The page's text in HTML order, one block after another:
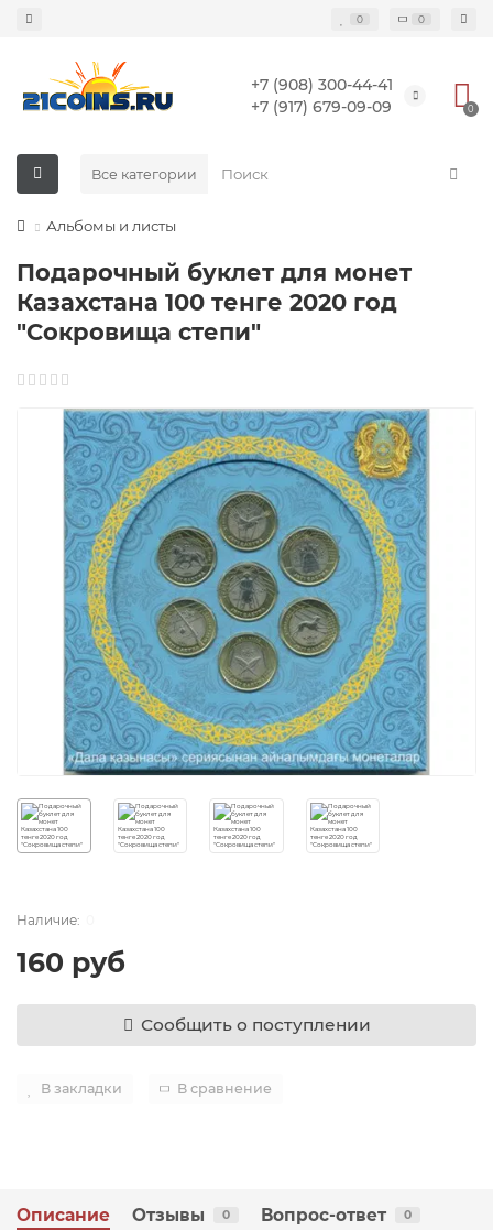
0 0
+7 (908) 300-44-41
+7 (917) 679-09-09
0
Все категории
Альбомы и листы
Подарочный буклет для монет
Казахстана 100 тенге 2020 год
"Сокровища степи"
160 руб
Сообщить о поступлении
В закладки В сравнение
Описание Отзывы 0 Вопрос-ответ 0